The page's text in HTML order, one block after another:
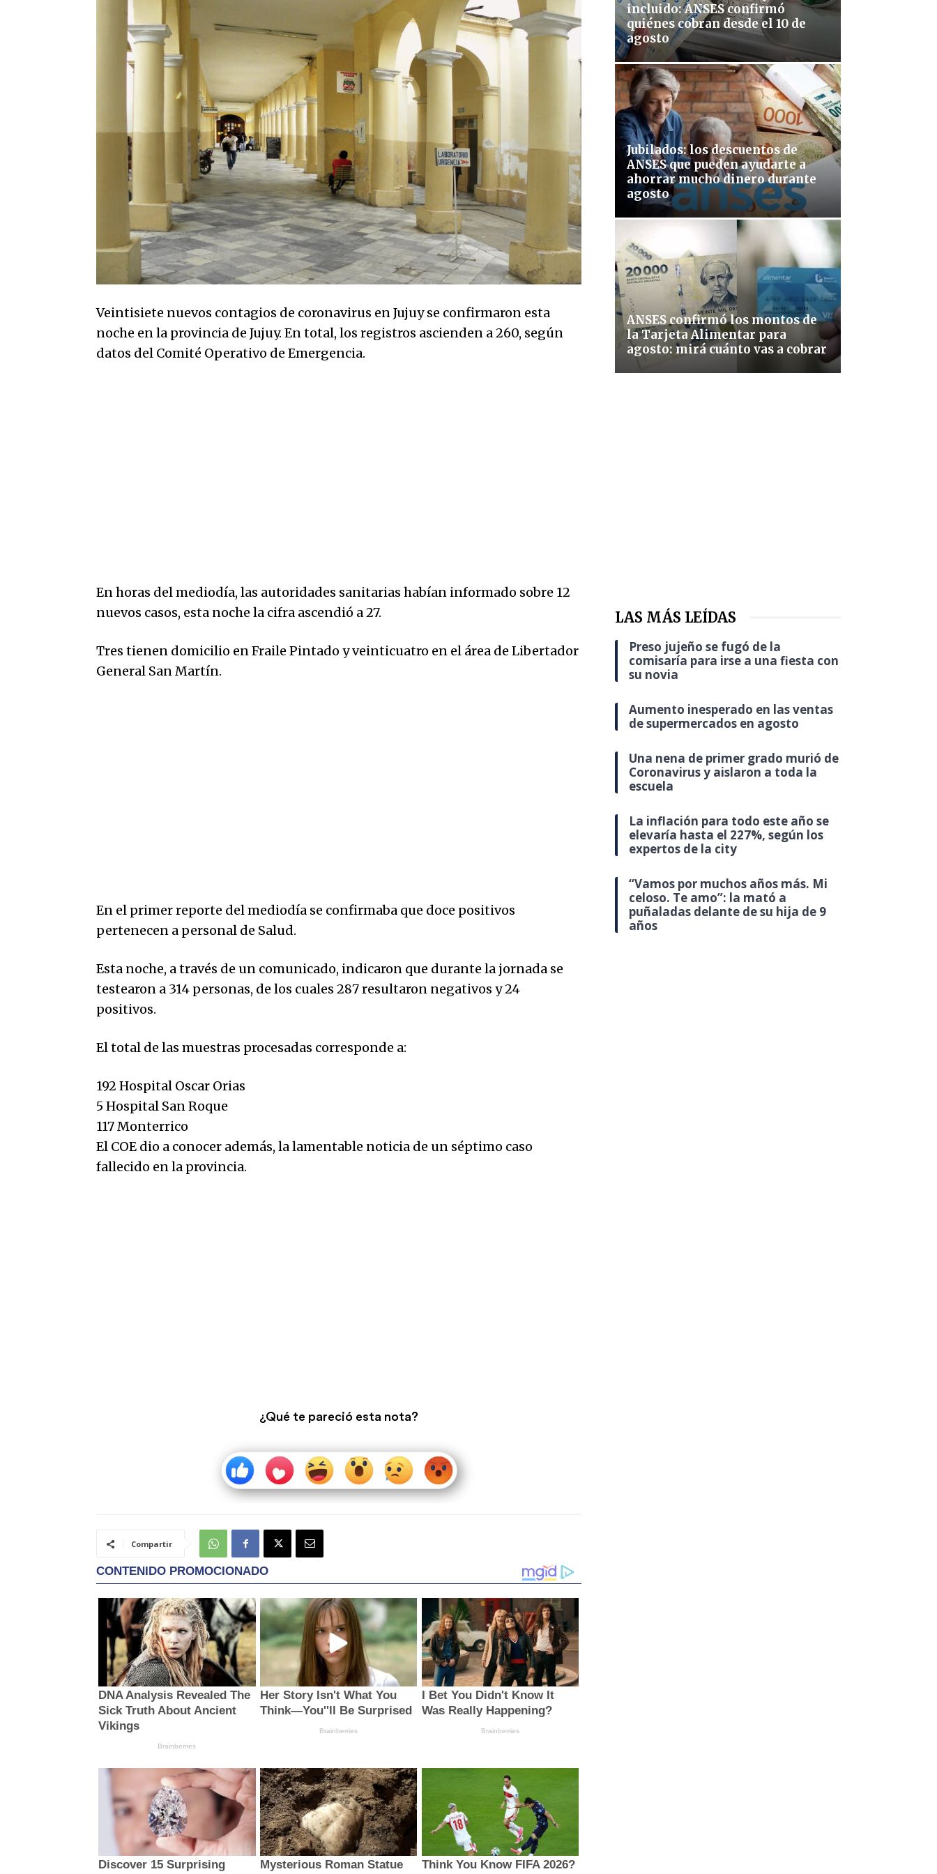
Veintisiete nuevos contagios de coronavirus en Jujuy se confirmaron esta
noche en la provincia de Jujuy. En total, los registros ascienden a 260, según
datos del Comité Operativo de Emergencia.
En horas del mediodía, las autoridades sanitarias habían informado sobre 12
nuevos casos, esta noche la cifra ascendió a 27.
Tres tienen domicilio en Fraile Pintado y veinticuatro en el área de Libertador
General San Martín.
En el primer reporte del mediodía se confirmaba que doce positivos
pertenecen a personal de Salud.
Esta noche, a través de un comunicado, indicaron que durante la jornada se
testearon a 314 personas, de los cuales 287 resultaron negativos y 24
positivos.
El total de las muestras procesadas corresponde a:
192 Hospital Oscar Orias
5 Hospital San Roque
117 Monterrico
El COE dio a conocer además, la lamentable noticia de un séptimo caso
fallecido en la provincia.
¿Qué te pareció esta nota?
Compartir
incluido: ANSES confirmó
quiénes cobran desde el 10 de
agosto
Jubilados: los descuentos de
ANSES que pueden ayudarte a
ahorrar mucho dinero durante
agosto
ANSES confirmó los montos de
la Tarjeta Alimentar para
agosto: mirá cuánto vas a cobrar
LAS MÁS LEÍDAS
Preso jujeño se fugó de la
comisaría para irse a una fiesta con
su novia
Aumento inesperado en las ventas
de supermercados en agosto
Una nena de primer grado murió de
Coronavirus y aislaron a toda la
escuela
La inflación para todo este año se
elevaría hasta el 227%, según los
expertos de la city
“Vamos por muchos años más. Mi
celoso. Te amo”: la mató a
puñaladas delante de su hija de 9
años